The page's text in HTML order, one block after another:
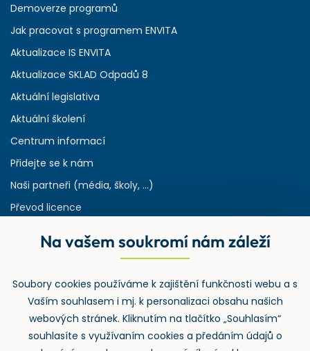
Demoverze programů
Jak pracovat s programem ENVITA
Aktualizace IS ENVITA
Aktualizace SKLAD Odpadů 8
Aktuální legislativa
Aktuální školení
Centrum informací
Přidejte se k nám
Naši partneři (média, školy, ...)
Převod licence
Rejstřík používaných zkratek v odpadech
Zpětný odběr
Na vašem soukromí nám záleží
Soubory cookies používáme k zajištění funkčnosti webu a s
Vaším souhlasem i mj. k personalizaci obsahu našich
webových stránek. Kliknutím na tlačítko „Souhlasím“
souhlasíte s využívaním cookies a předáním údajů o